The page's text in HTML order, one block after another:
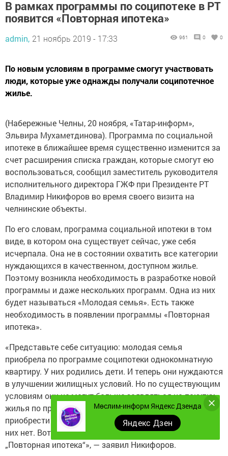
В рамках программы по соципотеке в РТ
появится «Повторная ипотека»
admin, 21 ноябрь 2019 - 17:33 961 0 0
По новым условиям в программе смогут участвовать
люди, которые уже однажды получали соципотечное
жилье.
(Набережные Челны, 20 ноября, «Татар-информ»,
Эльвира Мухаметдинова). Программа по социальной
ипотеке в ближайшее время существенно изменится за
счет расширения списка граждан, которые смогут ею
воспользоваться, сообщил заместитель руководителя
исполнительного директора ГЖФ при Президенте РТ
Владимир Никифоров во время своего визита на
челнинские объекты.
По его словам, программа социальной ипотеки в том
виде, в котором она существует сейчас, уже себя
исчерпала. Она не в состоянии охватить все категории
нуждающихся в качественном, доступном жилье.
Поэтому возникла необходимость в разработке новой
программы и даже нескольких программ. Одна из них
будет называться «Молодая семья». Есть также
необходимость в появлении программы «Повторная
ипотека».
«Представьте себе ситуацию: молодая семья
приобрела по программе соципотеки однокомнатную
квартиру. У них родились дети. И теперь они нуждаются
в улучшении жилищных условий. Но по существующим
условиям они не могут больше заявляться на покупку
жилья по программе социальной ипотеки, а средств
приобрести квартиру по коммерческим расценкам у
них нет. Вот для таких граждан и будет предназначена
„Повторная ипотека“», — заявил Никифоров.
Мөслим-информ Яндекс Дзенда
Яндекс Дзен